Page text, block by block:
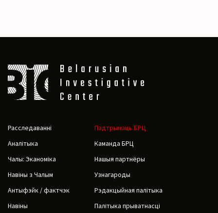
Расследаванні
Аналітыка
Чалы: Эканоміка
Навіны з Чалым
Антыфэйк / фактчэк
Навіны
Падтрымаць БРЦ
Каманда БРЦ
Нашыя партнёры
Узнагароды
Рэдакцыйная палітыка
Палітыка прыватнасці